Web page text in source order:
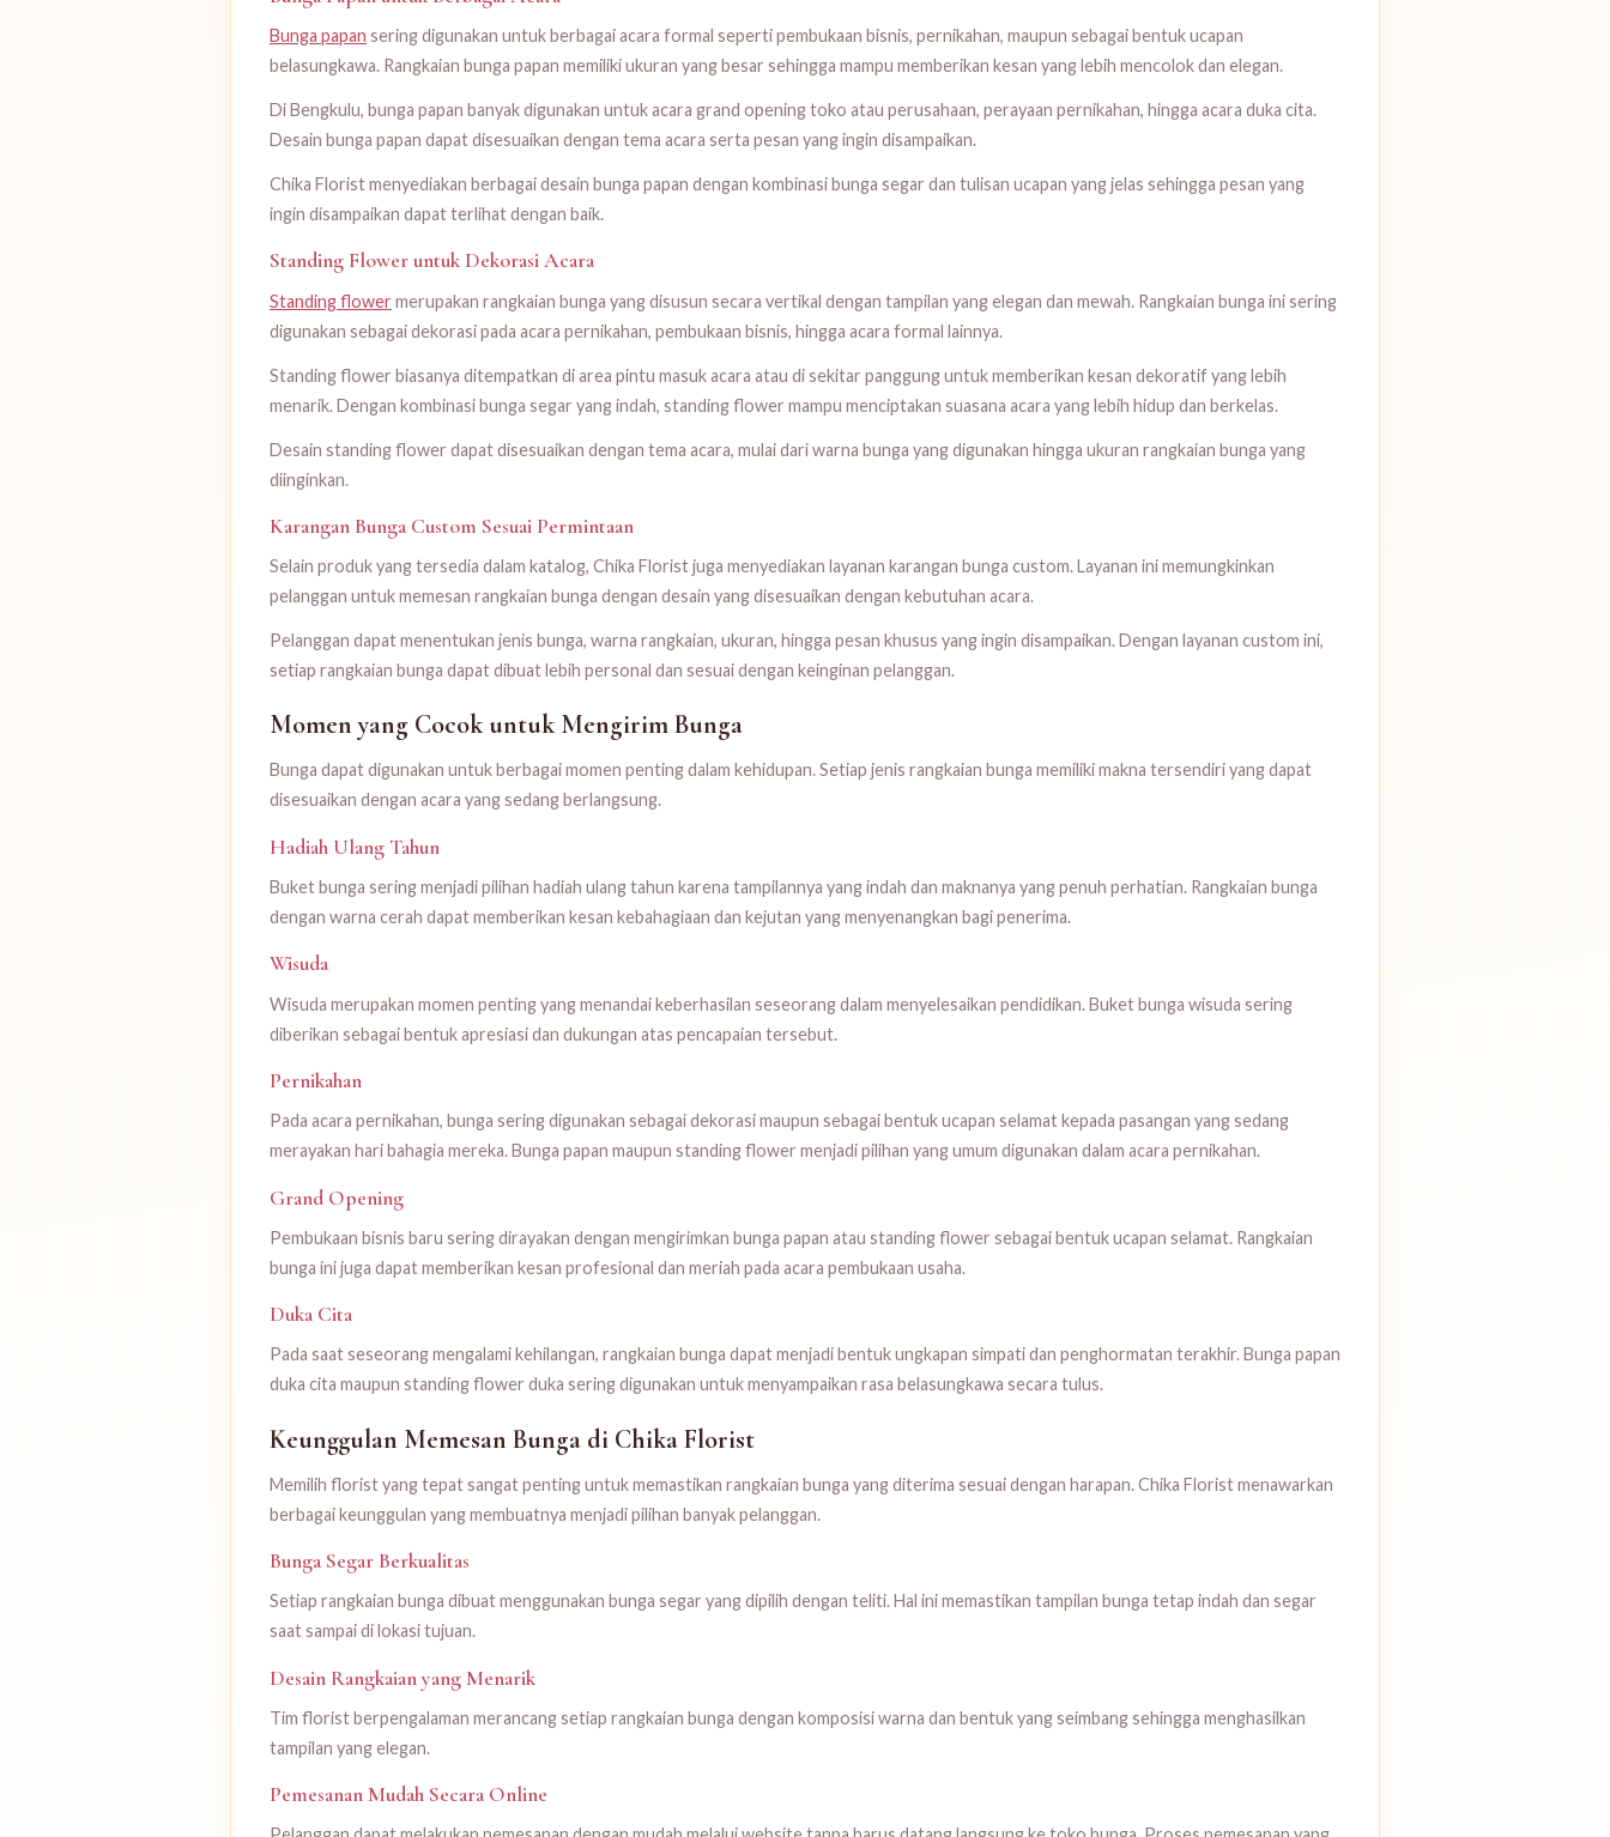
Bunga papan sering digunakan untuk berbagai acara formal seperti pembukaan bisnis, pernikahan, maupun sebagai bentuk ucapan
belasungkawa. Rangkaian bunga papan memiliki ukuran yang besar sehingga mampu memberikan kesan yang lebih mencolok dan elegan.
Di Bengkulu, bunga papan banyak digunakan untuk acara grand opening toko atau perusahaan, perayaan pernikahan, hingga acara duka cita.
Desain bunga papan dapat disesuaikan dengan tema acara serta pesan yang ingin disampaikan.
Chika Florist menyediakan berbagai desain bunga papan dengan kombinasi bunga segar dan tulisan ucapan yang jelas sehingga pesan yang
ingin disampaikan dapat terlihat dengan baik.
Standing Flower untuk Dekorasi Acara
Standing flower merupakan rangkaian bunga yang disusun secara vertikal dengan tampilan yang elegan dan mewah. Rangkaian bunga ini sering
digunakan sebagai dekorasi pada acara pernikahan, pembukaan bisnis, hingga acara formal lainnya.
Standing flower biasanya ditempatkan di area pintu masuk acara atau di sekitar panggung untuk memberikan kesan dekoratif yang lebih
menarik. Dengan kombinasi bunga segar yang indah, standing flower mampu menciptakan suasana acara yang lebih hidup dan berkelas.
Desain standing flower dapat disesuaikan dengan tema acara, mulai dari warna bunga yang digunakan hingga ukuran rangkaian bunga yang
diinginkan.
Karangan Bunga Custom Sesuai Permintaan
Selain produk yang tersedia dalam katalog, Chika Florist juga menyediakan layanan karangan bunga custom. Layanan ini memungkinkan
pelanggan untuk memesan rangkaian bunga dengan desain yang disesuaikan dengan kebutuhan acara.
Pelanggan dapat menentukan jenis bunga, warna rangkaian, ukuran, hingga pesan khusus yang ingin disampaikan. Dengan layanan custom ini,
setiap rangkaian bunga dapat dibuat lebih personal dan sesuai dengan keinginan pelanggan.
Momen yang Cocok untuk Mengirim Bunga
Bunga dapat digunakan untuk berbagai momen penting dalam kehidupan. Setiap jenis rangkaian bunga memiliki makna tersendiri yang dapat
disesuaikan dengan acara yang sedang berlangsung.
Hadiah Ulang Tahun
Buket bunga sering menjadi pilihan hadiah ulang tahun karena tampilannya yang indah dan maknanya yang penuh perhatian. Rangkaian bunga
dengan warna cerah dapat memberikan kesan kebahagiaan dan kejutan yang menyenangkan bagi penerima.
Wisuda
Wisuda merupakan momen penting yang menandai keberhasilan seseorang dalam menyelesaikan pendidikan. Buket bunga wisuda sering
diberikan sebagai bentuk apresiasi dan dukungan atas pencapaian tersebut.
Pernikahan
Pada acara pernikahan, bunga sering digunakan sebagai dekorasi maupun sebagai bentuk ucapan selamat kepada pasangan yang sedang
merayakan hari bahagia mereka. Bunga papan maupun standing flower menjadi pilihan yang umum digunakan dalam acara pernikahan.
Grand Opening
Pembukaan bisnis baru sering dirayakan dengan mengirimkan bunga papan atau standing flower sebagai bentuk ucapan selamat. Rangkaian
bunga ini juga dapat memberikan kesan profesional dan meriah pada acara pembukaan usaha.
Duka Cita
Pada saat seseorang mengalami kehilangan, rangkaian bunga dapat menjadi bentuk ungkapan simpati dan penghormatan terakhir. Bunga papan
duka cita maupun standing flower duka sering digunakan untuk menyampaikan rasa belasungkawa secara tulus.
Keunggulan Memesan Bunga di Chika Florist
Memilih florist yang tepat sangat penting untuk memastikan rangkaian bunga yang diterima sesuai dengan harapan. Chika Florist menawarkan
berbagai keunggulan yang membuatnya menjadi pilihan banyak pelanggan.
Bunga Segar Berkualitas
Setiap rangkaian bunga dibuat menggunakan bunga segar yang dipilih dengan teliti. Hal ini memastikan tampilan bunga tetap indah dan segar
saat sampai di lokasi tujuan.
Desain Rangkaian yang Menarik
Tim florist berpengalaman merancang setiap rangkaian bunga dengan komposisi warna dan bentuk yang seimbang sehingga menghasilkan
tampilan yang elegan.
Pemesanan Mudah Secara Online